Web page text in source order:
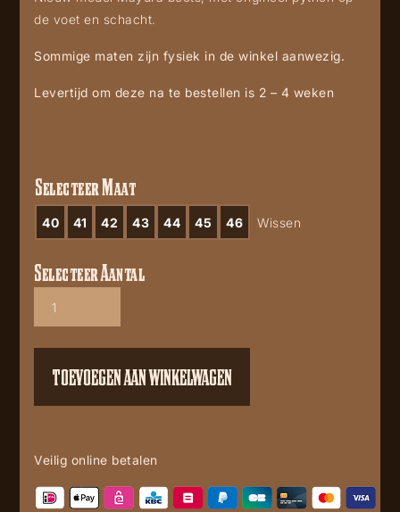
de voet en schacht.
Sommige maten zijn fysiek in de winkel aanwezig.
Levertijd om deze na te bestellen is 2 – 4 weken
Selecteer Maat
40 41 42 43 44 45 46 Wissen
Mayura
crazy-
piton-
testa
Selecteer Aantal
TOEVOEGEN AAN WINKELWAGEN
Veilig online betalen